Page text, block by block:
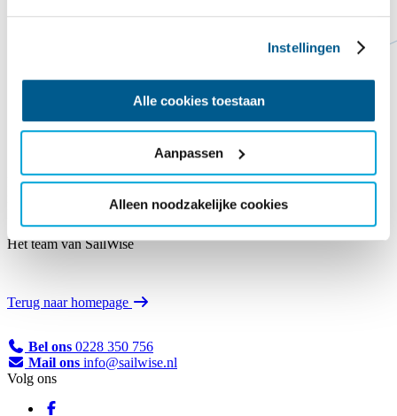
Instellingen
Alle cookies toestaan
Aanpassen
Alleen noodzakelijke cookies
Bedankt voor je bericht! We nemen binnen twee werkdagen contact
Kijk in de tussentijd gerust nog even rond op onze website.
Het team van SailWise
Terug naar homepage
Bel ons 0228 350 756
Mail ons info@sailwise.nl
Volg ons